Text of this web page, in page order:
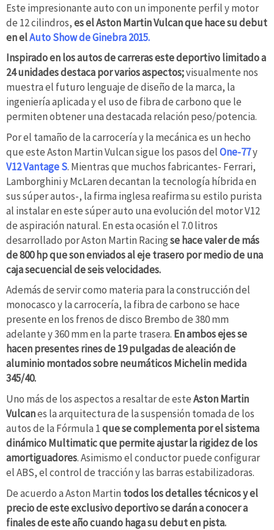
Este impresionante auto con un imponente perfil y motor
de 12 cilindros,es el Aston Martin Vulcan que hace su debut
en elAuto Show de Ginebra 2015.
Inspirado en los autos de carreras este deportivo limitado a
24 unidades destaca por varios aspectos;visualmente nos
muestra el futuro lenguaje de diseño de la marca, la
ingeniería aplicada y el uso de fibra de carbono que le
permiten obtener una destacada relación peso/potencia.
Por el tamaño de la carrocería y la mecánica es un hecho
que este Aston Martin Vulcan sigue los pasos delOne-77y
V12 Vantage S. Mientras que muchos fabricantes- Ferrari,
Lamborghini y McLaren decantan la tecnología híbrida en
sus súper autos-, la firma inglesa reafirma su estilo purista
al instalar en este súper auto una evolución del motor V12
de aspiración natural. En esta ocasión el 7.0 litros
desarrollado por Aston Martin Racingse hace valer de más
de 800 hp que son enviados al eje trasero por medio de una
caja secuencial de seis velocidades.
Además de servir como materia para la construcción del
monocasco y la carrocería, la fibra de carbono se hace
presente en los frenos de disco Brembo de 380 mm
adelante y 360 mm en la parte trasera. En ambos ejes se
hacen presentes rines de 19 pulgadas de aleación de
aluminio montados sobre neumáticos Michelin medida
345/40.
Uno más de los aspectos a resaltar de esteAston Martin
Vulcanes la arquitectura de la suspensión tomada de los
autos de la Fórmula 1que se complementa por el sistema
dinámico Multimatic que permite ajustar la rigidez de los
amortiguadores. Asimismo el conductor puede configurar
el ABS, el control de tracción y las barras estabilizadoras.
De acuerdo a Aston Martin todos los detalles técnicos y el
precio de este exclusivo deportivo se darán a conocer a
finales de este año cuando haga su debut en pista.